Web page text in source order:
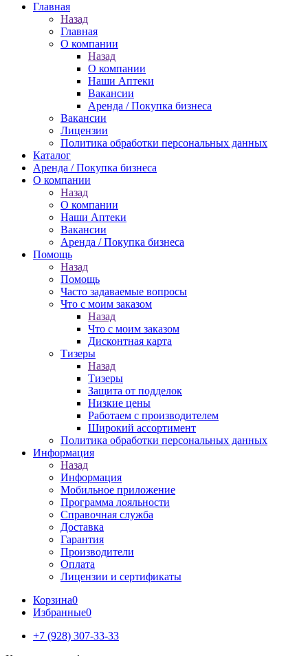
Главная
Назад
Главная
О компании
Назад
О компании
Наши Аптеки
Вакансии
Аренда / Покупка бизнеса
Вакансии
Лицензии
Политика обработки персональных данных
Каталог
Аренда / Покупка бизнеса
О компании
Назад
О компании
Наши Аптеки
Вакансии
Аренда / Покупка бизнеса
Помощь
Назад
Помощь
Часто задаваемые вопросы
Что с моим заказом
Назад
Что с моим заказом
Дисконтная карта
Тизеры
Назад
Тизеры
Защита от подделок
Низкие цены
Работаем с производителем
Широкий ассортимент
Политика обработки персональных данных
Информация
Назад
Информация
Мобильное приложение
Программа лояльности
Справочная служба
Доставка
Гарантия
Производители
Оплата
Лицензии и сертификаты
Корзина0
Избранные0
+7 (928) 307-33-33